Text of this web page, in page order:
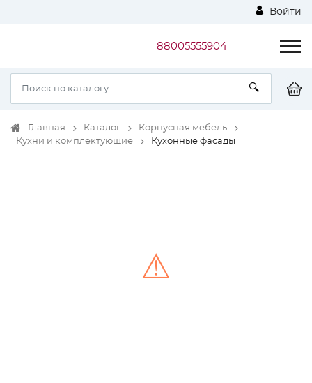
Войти
88005555904
Главная Каталог
Корпусная мебель
Кухни и комплектующие
Кухонные фасады
⚠